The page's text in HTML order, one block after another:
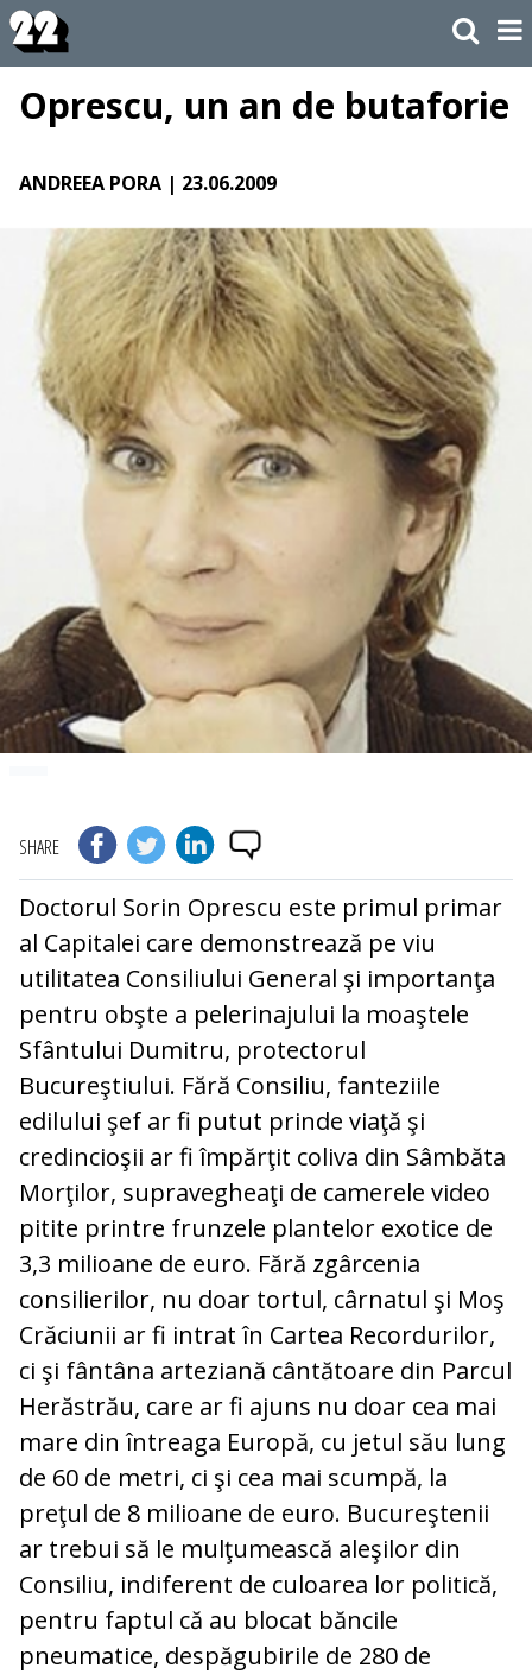
Oprescu, un an de butaforie
ANDREEA PORA | 23.06.2009
SHARE
Doctorul Sorin Oprescu este primul primar
al Capitalei care demonstrează pe viu
utilitatea Consiliului General şi importanţa
pentru obşte a pelerinajului la moaştele
Sfântului Dumitru, protectorul
Bucureştiului. Fără Consiliu, fanteziile
edilului şef ar fi putut prinde viaţă şi
credincioşii ar fi împărţit coliva din Sâmbăta
Morţilor, supravegheaţi de camerele video
pitite printre frunzele plantelor exotice de
3,3 milioane de euro. Fără zgârcenia
consilierilor, nu doar tortul, cârnatul şi Moş
Crăciunii ar fi intrat în Cartea Recordurilor,
ci şi fântâna arteziană cântătoare din Parcul
Herăstrău, care ar fi ajuns nu doar cea mai
mare din întreaga Europă, cu jetul său lung
de 60 de metri, ci şi cea mai scumpă, la
preţul de 8 milioane de euro. Bucureştenii
ar trebui să le mulţumească aleşilor din
Consiliu, indiferent de culoarea lor politică,
pentru faptul că au blocat băncile
pneumatice, despăgubirile de 280 de